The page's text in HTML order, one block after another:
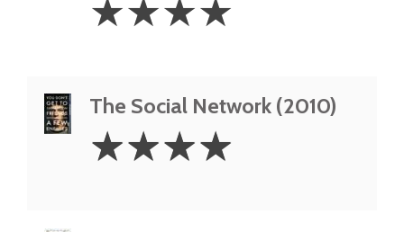
Stars
☆☆☆☆
The Social Network (2010)
Stars
☆☆☆☆